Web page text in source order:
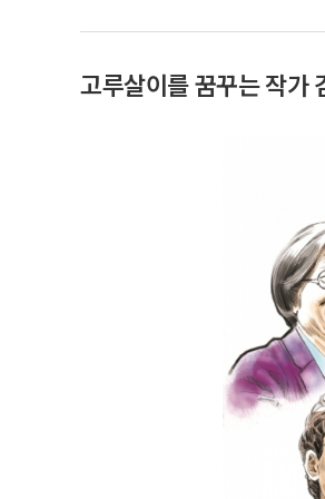
고루살이를 꿈꾸는 작